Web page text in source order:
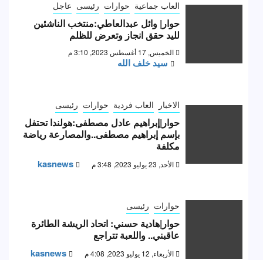
العاب جماعية حوارات رئيسى عاجل
حوار| وائل عبدالعاطي:منتخب الناشئين
لليد حقق انجاز وتعرض للظلم
الخميس, 17 أغسطس 2023, 3:10 م
سيد خلف الله
الاخبار العاب فردية حوارات رئيسى
حوار|إبراهيم عادل مصطفى:هولندا تحتفل
بإسم إبراهيم مصطفى..والمصارعة رياضة
مكلفة
الأحد, 23 يوليو 2023, 3:48 م kasnews
حوارات رئيسى
حوار|هادية حسني: اتحاد الريشة الطائرة
عاقبني.. واللعبة تتراجع
الأربعاء, 12 يوليو 2023, 4:08 م kasnews